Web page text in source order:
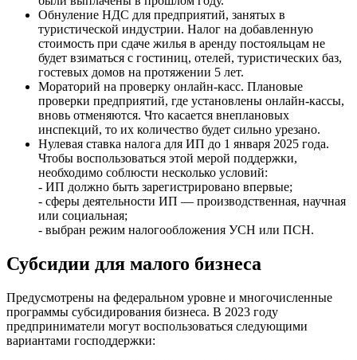
Обнуление НДС для предприятий, занятых в
туристической индустрии. Налог на добавленную
стоимость при сдаче жилья в аренду постояльцам не
будет взиматься с гостиниц, отелей, туристических баз,
гостевых домов на протяжении 5 лет.
Мораторий на проверку онлайн-касс. Плановые
проверки предприятий, где установлены онлайн-кассы,
вновь отменяются. Что касается внеплановых
инспекций, то их количество будет сильно урезано.
Нулевая ставка налога для ИП до 1 января 2025 года.
Чтобы воспользоваться этой мерой поддержки,
необходимо соблюсти несколько условий:
- ИП должно быть зарегистрировано впервые;
- сферы деятельности ИП — производственная, научная
или социальная;
- выбран режим налогообложения УСН или ПСН.
Субсидии для малого бизнеса
Предусмотрены на федеральном уровне и многочисленные
программы субсидирования бизнеса. В 2023 году
предприниматели могут воспользоваться следующими
вариантами господдержки: